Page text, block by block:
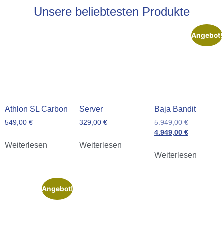
Unsere beliebtesten Produkte
Athlon SL Carbon
549,00 €
Weiterlesen
Server
329,00€
Weiterlesen
Angebot!
Baja Bandit
5.949,00€
4.949,00 €
Weiterlesen
Angebot!